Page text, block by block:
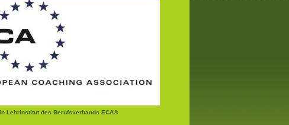
Lehrinstitut des Berufsverbands ECA®